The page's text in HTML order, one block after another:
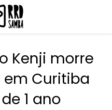
Kenji morre
em Curitiba
1 ano